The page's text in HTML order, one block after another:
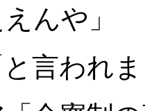
んや」
言われ